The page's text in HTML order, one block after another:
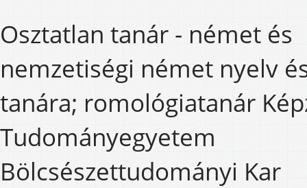
Osztatlan tanár - német és
nemzetiségi német nyelv
tanára; romológiatanár
Tudományegyetem
Bölcsészettudományi Kar